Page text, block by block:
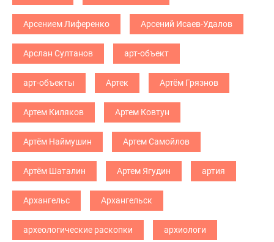
Арсением Лиференко Арсений Исаев-Удалов
Арслан Султанов арт-объект
арт-объекты Артек Артём Грязнов
Артем Киляков Артем Ковтун
Артём Наймушин Артем Самойлов
Артём Шаталин Артем Ягудин артия
Архангельс Архангельск
археологические раскопки архиологи